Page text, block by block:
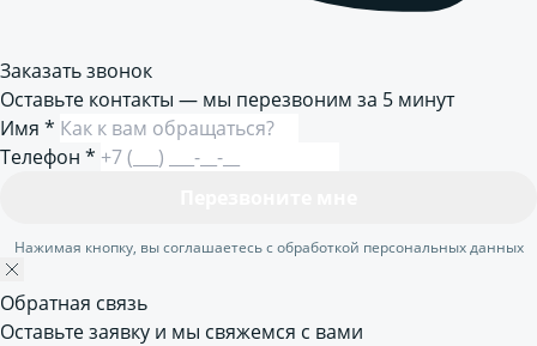
Заказать звонок
Оставьте контакты — мы перезвоним за 5 минут
Имя *
Телефон *
Нажимая кнопку, вы соглашаетесь с обработкой персональных данных
Обратная связь
Оставьте заявку и мы свяжемся с вами